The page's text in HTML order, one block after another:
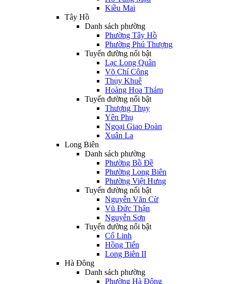
Kiều Mai
Tây Hồ
Danh sách phường
Phường Tây Hồ
Phường Phú Thượng
Tuyến đường nổi bật
Lạc Long Quân
Võ Chí Công
Thụy Khuê
Hoàng Hoa Thám
Tuyến đường nổi bật
Thượng Thụy
Yên Phụ
Ngoại Giao Đoàn
Xuân La
Long Biên
Danh sách phường
Phường Bồ Đề
Phường Long Biên
Phường Việt Hưng
Tuyến đường nổi bật
Nguyễn Văn Cừ
Vũ Đức Thận
Nguyễn Sơn
Tuyến đường nổi bật
Cổ Linh
Hồng Tiến
Long Biên II
Hà Đông
Danh sách phường
Phường Hà Đông